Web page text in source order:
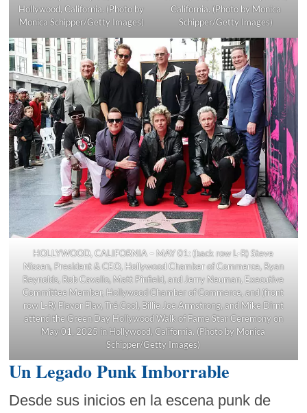
Hollywood, California. (Photo by
Monica Schipper/Getty Images)
California. (Photo by Monica
Schipper/Getty Images)
HOLLYWOOD, CALIFORNIA – MAY 01: (back row L-R) Steve
Nissen, President & CEO, Hollywood Chamber of Commerce, Ryan
Reynolds, Rob Cavallo, Matt Pinfield, and Jerry Neuman, Executive
Committee Member, Hollywood Chamber of Commerce, and (front
row L-R) Flavor Flav, Tré Cool, Billie Joe Armstrong, and Mike Dirnt
attend the Green Day Hollywood Walk of Fame Star Ceremony on
May 01, 2025 in Hollywood, California. (Photo by Monica
Schipper/Getty Images)
Un Legado Punk Imborrable
Desde sus inicios en la escena punk de